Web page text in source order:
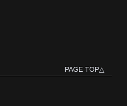
PAGE TOP△